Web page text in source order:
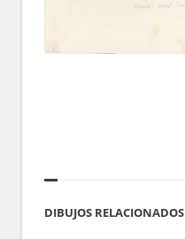
DIBUJOS RELACIONADOS